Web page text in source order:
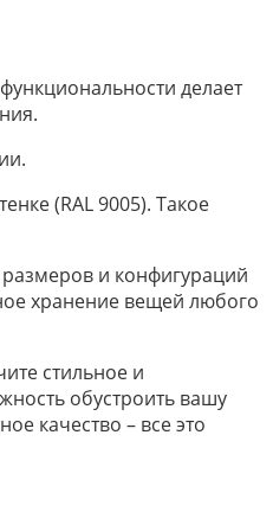
делает
(RAL 9005). Такое
и конфигураций
хранение вещей любого
стильное и
обустроить вашу
качество – все это